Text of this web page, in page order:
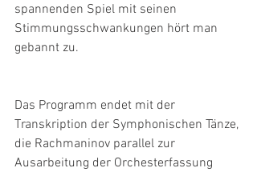
spannenden Spiel mit seinen
Stimmungsschwankungen hört man
gebannt zu.
Das Programm endet mit der
Transkription der Symphonischen Tänze,
die Rachmaninov parallel zur
Ausarbeitung der Orchesterfassung